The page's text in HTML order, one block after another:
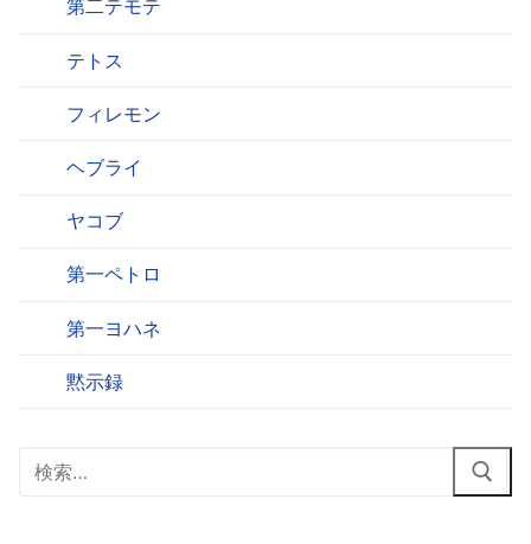
第二テモテ
テトス
フィレモン
ヘブライ
ヤコブ
第一ペトロ
第一ヨハネ
黙示録